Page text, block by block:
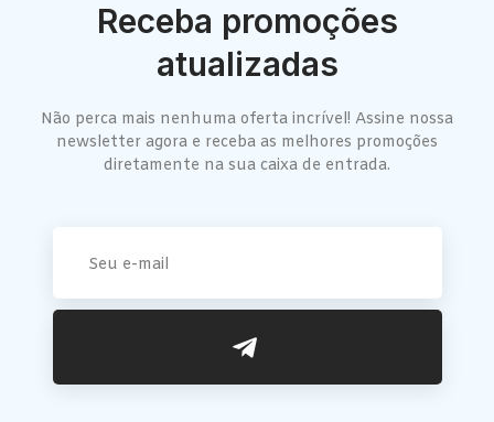
Receba promoções
atualizadas
Não perca mais nenhuma oferta incrível! Assine nossa
newsletter agora e receba as melhores promoções
diretamente na sua caixa de entrada.